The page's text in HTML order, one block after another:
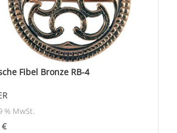
Fibel Bronze RB-4
% MwSt.
€